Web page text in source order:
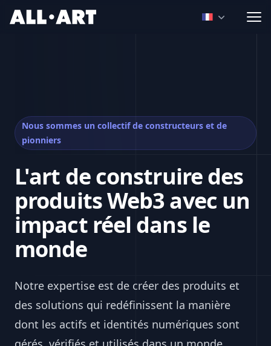
ALL.ART
Open
Nous sommes un collectif de constructeurs et de
pionniers
L'art de construire des
produits Web3 avec un
impact réel dans le
monde
Notre expertise est de créer des produits et
des solutions qui redéfinissent la manière
dont les actifs et identités numériques sont